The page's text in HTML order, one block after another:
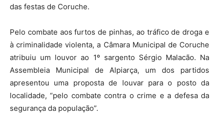
das festas de Coruche.
Pelo combate aos furtos de pinhas, ao tráfico de droga e
à criminalidade violenta, a Câmara Municipal de Coruche
atribuiu um louvor ao 1º sargento Sérgio Malacão. Na
Assembleia Municipal de Alpiarça, um dos partidos
apresentou uma proposta de louvar para o posto da
localidade, “pelo combate contra o crime e a defesa da
segurança da população”.